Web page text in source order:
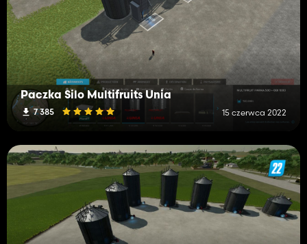
Paczka Silo Multifruits Unia
7 385 15 czerwca 2022